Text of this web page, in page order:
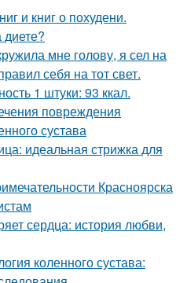
и книг о похудени.
мне голову, я сел на
себя на тот свет.
1 штуки: 93 ккал.
повреждения
сустава
идеальная стрижка для
Красноярска
сердца: история любви,
коленного сустава: